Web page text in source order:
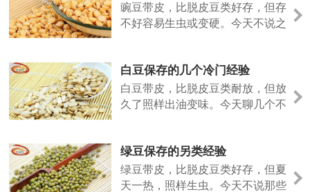
豌豆带皮，比脱皮豆类好存，但存
不好容易生虫或变硬。今天不说之
白豆保存的几个冷门经验
白豆带皮，比脱皮豆类耐放，但放
久了照样出油变味。今天聊几个不
绿豆保存的另类经验
绿豆带皮，比脱皮豆类好存，但夏
天一热，照样生虫。今天不说那些